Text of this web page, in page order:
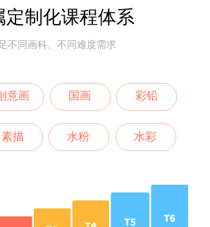
定制化课程体系
不同画科、不同难度需求
意画 国画 彩铅
素描 水粉 水彩